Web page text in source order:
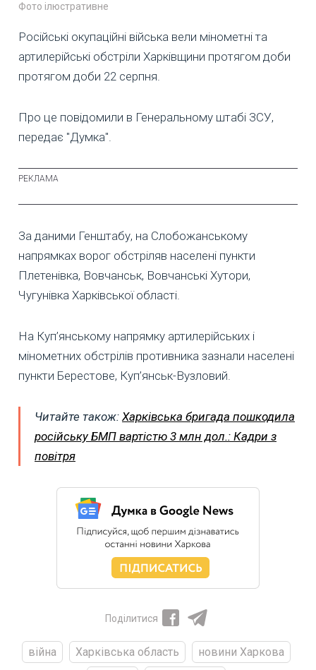
Фото ілюстративне
Російські окупаційні війська вели мінометні та
артилерійські обстріли Харківщини протягом доби
протягом доби 22 серпня.
Про це повідомили в Генеральному штабі ЗСУ,
передає "Думка".
За даними Генштабу, на Слобожанському
напрямках ворог обстріляв населені пункти
Плетенівка, Вовчанськ, Вовчанські Хутори,
Чугунівка Харківської області.
На Куп’янському напрямку артилерійських і
мінометних обстрілів противника зазнали населені
пункти Берестове, Куп’янськ-Вузловий.
Читайте також: Харківська бригада пошкодила
російську БМП вартістю 3 млн дол.: Кадри з
повітря
Поділитися
війна Харківська область
новини Харкова